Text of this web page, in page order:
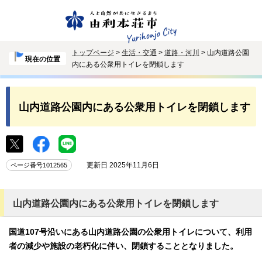
現在の位置
トップページ > 生活・交通 > 道路・河川
> 山内道路公園
内にある公衆用トイレを閉鎖します
山内道路公園内にある公衆用トイレを閉鎖します
ページ番号1012565 更新日 2025年11月6日
山内道路公園内にある公衆用トイレを閉鎖します
国道107号沿いにある山内道路公園の公衆用トイレについて、利用
者の減少や施設の老朽化に伴い、閉鎖することとなりました。